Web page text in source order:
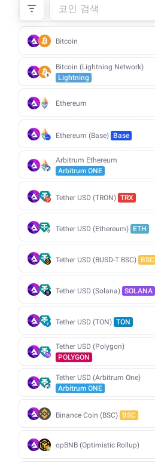
Bitcoin
Bitcoin (Lightning Network)
Lightning
Ethereum
Ethereum (Base) Base
Arbitrum Ethereum
Arbitrum ONE
Tether USD (TRON) TRX
Tether USD (Ethereum) ETH
Tether USD (BUSD-T BSC) BSC
Tether USD (Solana) SOLANA
Tether USD (TON) TON
Tether USD (Polygon)
POLYGON
Tether USD (Arbitrum One)
Arbitrum ONE
Binance Coin (BSC) BSC
opBNB (Optimistic Rollup)